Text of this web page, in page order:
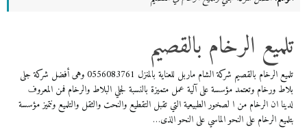
تلميع الرخام بالقصيم
تلميع الرخام بالقصيم شركة الشام ماربل للعناية بالمنزل 0556083761 وهى أفضل شركة جلى
بلاط ورخام وتعتمد مؤسسة على آلية عمل متميزة بالنسبة لجلي البلاط والرخام فمن المعروف
لدينا ان الرخام من ا لصخور الطبيعية التي تقبل التقطيع والنحت والثقل والتلميع ونتميز مؤسسة
بتلميع الرخام على النحو الماسي على النحو الذى…